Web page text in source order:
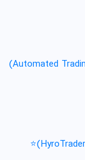
🔦آموزش معاملات خودکار (Automated Trading)